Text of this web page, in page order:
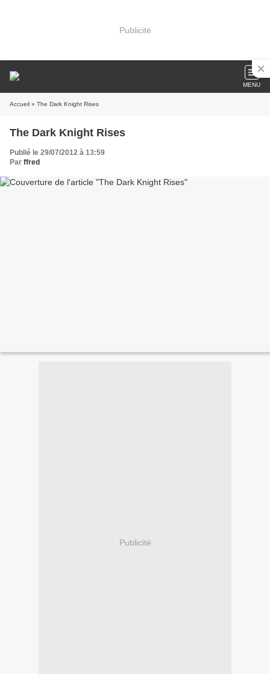
Publicité
MENU
Accueil » The Dark Knight Rises
The Dark Knight Rises
Publié le 29/07/2012 à 13:59
Par ffred
Publicité